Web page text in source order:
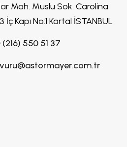
Mah. Muslu Sok. Carolina
İç Kapı No:1 Kartal İSTANBUL
550 51 37